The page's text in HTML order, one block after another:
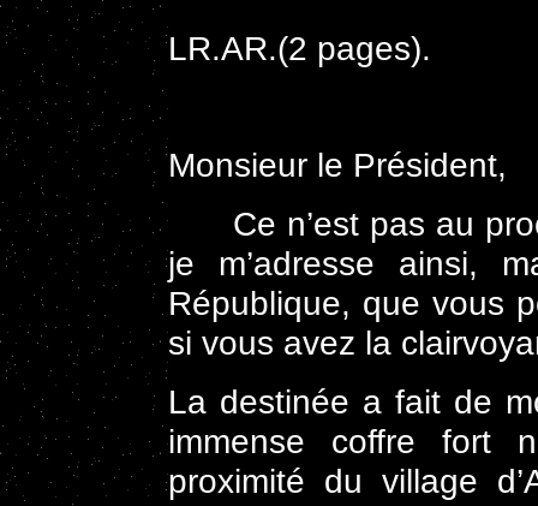
LR.AR.(2 pages).
Monsieur le Président,
Ce n’est pas au
je m’adresse ainsi,
République, que vous
si vous avez la
La destinée a fait de
immense coffre fort
proximité du village